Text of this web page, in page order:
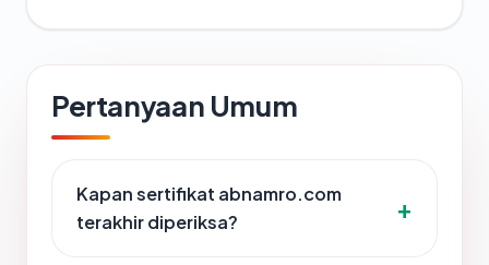
Pertanyaan Umum
Kapan sertifikat abnamro.com
terakhir diperiksa?